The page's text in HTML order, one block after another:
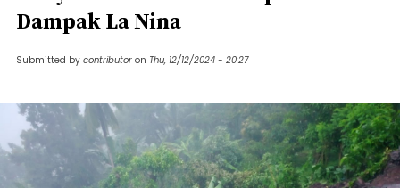
Dampak La Nina
Submitted by contributor on Thu, 12/12/2024 - 20:27